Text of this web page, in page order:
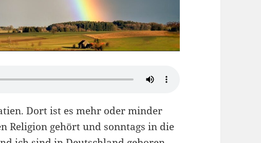
Dort ist es mehr oder minder
Religion gehört und sonntags in die